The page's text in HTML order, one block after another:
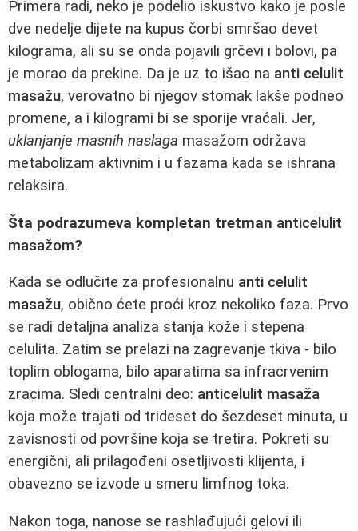
Primera radi, neko je podelio iskustvo kako je posle
dve nedelje dijete na kupus čorbi smršao devet
kilograma, ali su se onda pojavili grčevi i bolovi, pa
je morao da prekine. Da je uz to išao na anti celulit
masažu, verovatno bi njegov stomak lakše podneo
promene, a i kilogrami bi se sporije vraćali. Jer,
uklanjanje masnih naslaga masažom održava
metabolizam aktivnim i u fazama kada se ishrana
relaksira.
Šta podrazumeva kompletan tretman anticelulit
masažom?
Kada se odlučite za profesionalnu anti celulit
masažu, obično ćete proći kroz nekoliko faza. Prvo
se radi detaljna analiza stanja kože i stepena
celulita. Zatim se prelazi na zagrevanje tkiva - bilo
toplim oblogama, bilo aparatima sa infracrvenim
zracima. Sledi centralni deo: anticelulit masaža
koja može trajati od trideset do šezdeset minuta, u
zavisnosti od površine koja se tretira. Pokreti su
energični, ali prilagođeni osetljivosti klijenta, i
obavezno se izvode u smeru limfnog toka.
Nakon toga, nanose se rashlađujući gelovi ili